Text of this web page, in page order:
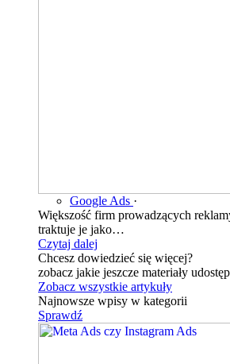
Google Ads ·
Większość firm prowadzących
traktuje je jako…
Czytaj dalej
Chcesz dowiedzieć się więcej?
zobacz jakie jeszcze materiały
Zobacz wszystkie artykuły
Najnowsze wpisy w kategorii
Sprawdź